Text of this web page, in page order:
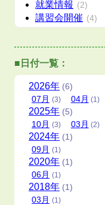
就業情報 (2)
講習会開催 (4)
■日付一覧：
2026年 (6)
07 月 (3) 04月 (1)
2025年 (5)
10月 (3) 03 月 (2)
2024年 (1)
09月 (1)
2020年 (1)
06月 (1)
2018年 (1)
03 月 (1)